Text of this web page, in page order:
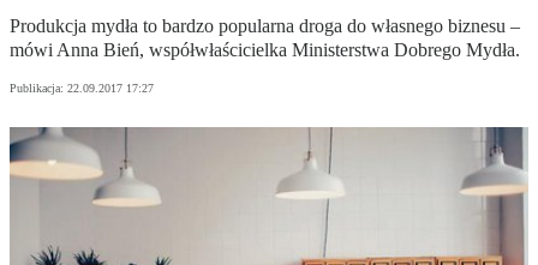
Produkcja mydła to bardzo popularna droga do własnego biznesu –
mówi Anna Bień, współwłaścicielka Ministerstwa Dobrego Mydła.
Publikacja: 22.09.2017 17:27